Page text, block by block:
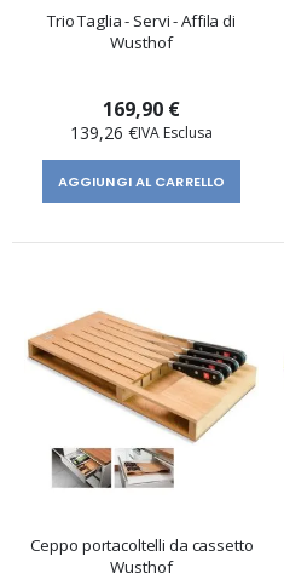
Trio Taglia - Servi - Affila di
Wusthof
169,90 €
139,26 €
AGGIUNGI AL CARRELLO
Ceppo portacoltelli da cassetto
Wusthof